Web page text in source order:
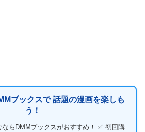
ブックスで 話題の漫画を楽しも
う！
らDMMブックスがおすすめ！ ✅ 初回購